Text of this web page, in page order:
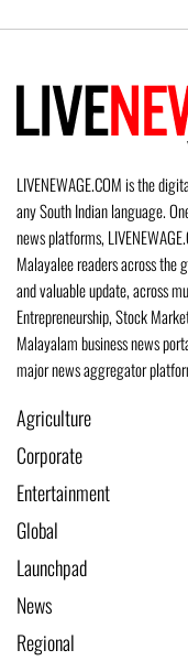
LIVENEWAGE.COM is the
any South Indian language.
news platforms,
Malayalee readers across
and valuable update, across
Entrepreneurship, Stock
Malayalam business news
major news aggregator
Agriculture
Corporate
Entertainment
Global
Launchpad
News
Regional